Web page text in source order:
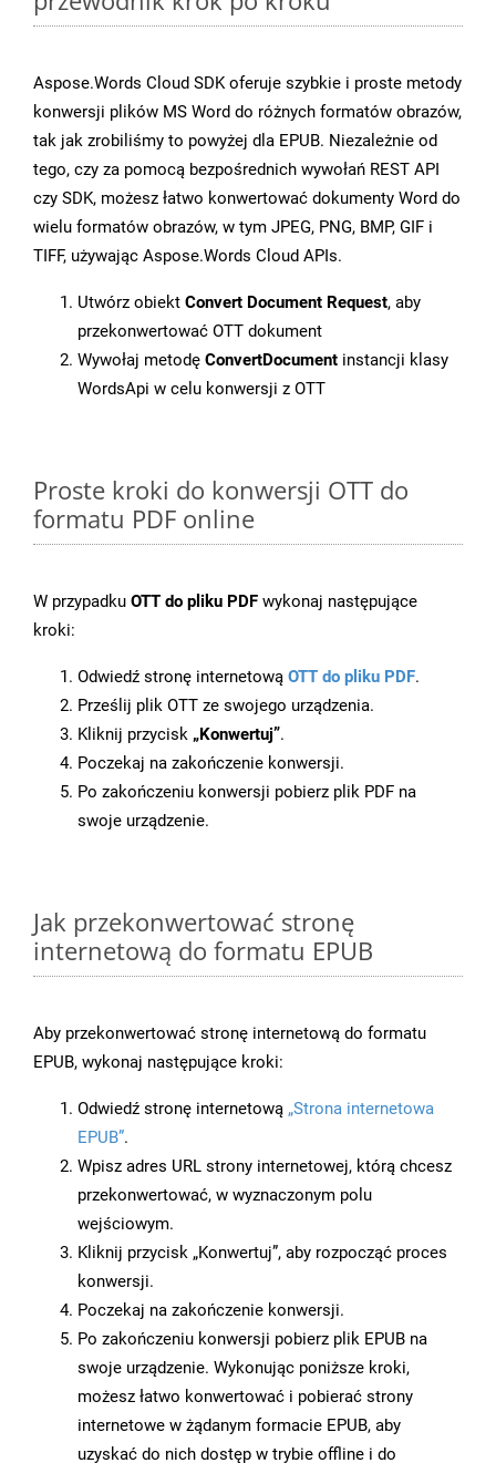
Aspose.Words Cloud SDK oferuje szybkie i proste metody
konwersji plików MS Word do różnych formatów obrazów,
tak jak zrobiliśmy to powyżej dla EPUB. Niezależnie od
tego, czy za pomocą bezpośrednich wywołań REST API
czy SDK, możesz łatwo konwertować dokumenty Word do
wielu formatów obrazów, w tym JPEG, PNG, BMP, GIF i
TIFF, używając Aspose.Words Cloud APIs.
Utwórz obiekt Convert Document Request, aby
przekonwertować OTT dokument
Wywołaj metodę ConvertDocument instancji klasy
WordsApi w celu konwersji z OTT
Proste kroki do konwersji OTT do
formatu PDF online
W przypadku OTT do pliku PDF wykonaj następujące
kroki:
Odwiedź stronę internetową OTT do pliku PDF.
Prześlij plik OTT ze swojego urządzenia.
Kliknij przycisk „Konwertuj”.
Poczekaj na zakończenie konwersji.
Po zakończeniu konwersji pobierz plik PDF na
swoje urządzenie.
Jak przekonwertować stronę
internetową do formatu EPUB
Aby przekonwertować stronę internetową do formatu
EPUB, wykonaj następujące kroki:
Odwiedź stronę internetową „Strona internetowa
EPUB”.
Wpisz adres URL strony internetowej, którą chcesz
przekonwertować, w wyznaczonym polu
wejściowym.
Kliknij przycisk „Konwertuj”, aby rozpocząć proces
konwersji.
Poczekaj na zakończenie konwersji.
Po zakończeniu konwersji pobierz plik EPUB na
swoje urządzenie. Wykonując poniższe kroki,
możesz łatwo konwertować i pobierać strony
internetowe w żądanym formacie EPUB, aby
uzyskać do nich dostęp w trybie offline i do